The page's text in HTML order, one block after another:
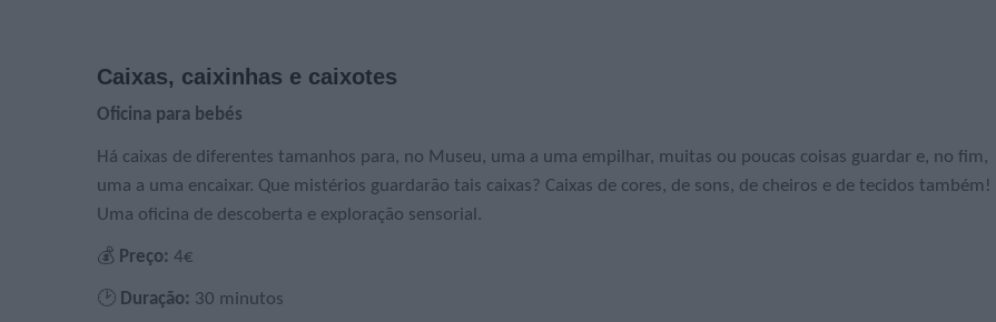
Caixas, caixinhas e caixotes
Oficina para bebés
Há caixas de diferentes tamanhos para, no Museu, uma a uma empilhar, muitas ou poucas coisas guardar e, no fim,
uma a uma encaixar. Que mistérios guardarão tais caixas? Caixas de cores, de sons, de cheiros e de tecidos também!
Uma oficina de descoberta e exploração sensorial.
💰 Preço: 4€
🕑 Duração: 30 minutos